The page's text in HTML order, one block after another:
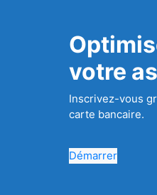
votre
Inscrivez-vous
carte bancaire.
Démarrer